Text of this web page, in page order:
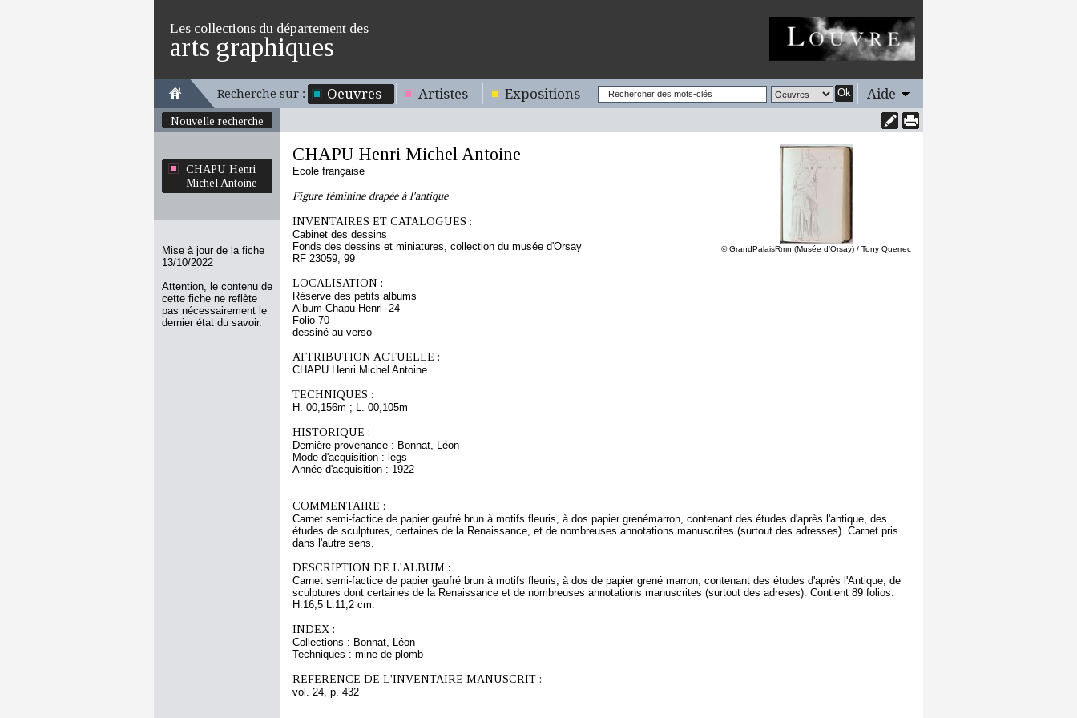
Les collections du département des
arts graphiques
Recherche sur : Oeuvres Artistes Expositions Ok Aide
Nouvelle recherche
CHAPU Henri
Michel Antoine
Mise à jour de la fiche
13/10/2022
Attention, le contenu de
cette fiche ne reflète
pas nécessairement le
dernier état du savoir.
© GrandPalaisRmn (Musée d'Orsay) / Tony Querrec
CHAPU Henri Michel Antoine
Ecole française
Figure féminine drapée à l'antique
INVENTAIRES ET CATALOGUES :
Cabinet des dessins
Fonds des dessins et miniatures, collection du musée d'Orsay
RF 23059, 99
LOCALISATION :
Réserve des petits albums
Album Chapu Henri -24-
Folio 70
dessiné au verso
ATTRIBUTION ACTUELLE :
CHAPU Henri Michel Antoine
TECHNIQUES :
H. 00,156m ; L. 00,105m
HISTORIQUE :
Dernière provenance : Bonnat, Léon
Mode d'acquisition : legs
Année d'acquisition : 1922
COMMENTAIRE :
Carnet semi-factice de papier gaufré brun à motifs fleuris, à dos papier grenémarron, contenant des études d'après l'antique, des
études de sculptures, certaines de la Renaissance, et de nombreuses annotations manuscrites (surtout des adresses). Carnet pris
dans l'autre sens.
DESCRIPTION DE L'ALBUM :
Carnet semi-factice de papier gaufré brun à motifs fleuris, à dos de papier grené marron, contenant des études d'après l'Antique, de
sculptures dont certaines de la Renaissance et de nombreuses annotations manuscrites (surtout des adreses). Contient 89 folios.
H.16,5 L.11,2 cm.
INDEX :
Collections : Bonnat, Léon
Techniques : mine de plomb
REFERENCE DE L'INVENTAIRE MANUSCRIT :
vol. 24, p. 432